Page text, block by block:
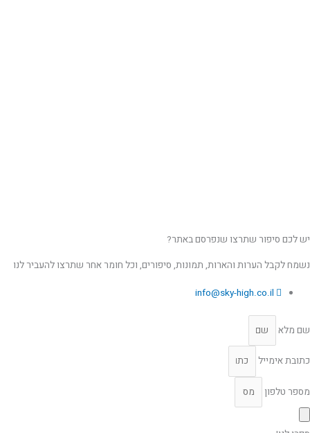
יש לכם סיפור שתרצו שנפרסם באתר?
נשמח לקבל הערות והארות, תמונות, סיפורים, וכל חומר אחר שתרצו להעביר לנו
info@sky-high.co.il
שם מלא
כתובת אימייל
מספר טלפון